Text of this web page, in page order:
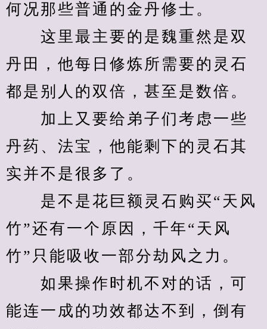
何况那些普通的金丹修士。
这里最主要的是魏重然是双
丹田，他每日修炼所需要的灵石
都是别人的双倍，甚至是数倍。
加上又要给弟子们考虑一些
丹药、法宝，他能剩下的灵石其
实并不是很多了。
是不是花巨额灵石购买“天风
竹”还有一个原因，千年“天风
竹”只能吸收一部分劫风之力。
如果操作时机不对的话，可
能连一成的功效都达不到，倒有